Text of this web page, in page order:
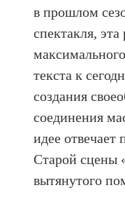
в прошлом
спектакля,
текста к
создания
соединения
идее отвечает
Старой сцены
вытянутого